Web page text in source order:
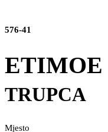
576-41
ETIMOE
TRUPCA
Mjesto